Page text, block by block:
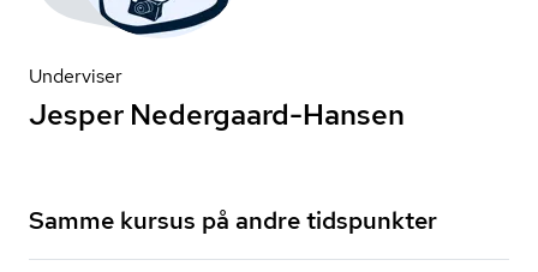
Underviser
Jesper Nedergaard-Hansen
Samme kursus på andre tidspunkter